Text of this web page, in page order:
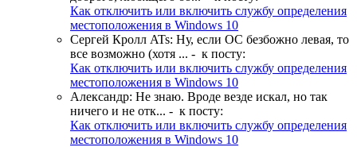
Как отключить или включить службу определения
местоположения в Windows 10
Сергей Кролл ATs: Ну, если ОС безбожно левая, то
все возможно (хотя ... - к посту:
Как отключить или включить службу определения
местоположения в Windows 10
Александр: Не знаю. Вроде везде искал, но так
ничего и не отк... - к посту:
Как отключить или включить службу определения
местоположения в Windows 10